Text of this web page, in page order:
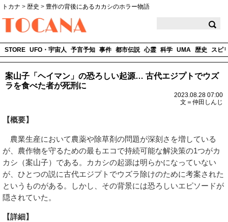
トカナ > 歴史 > 豊作の背後にあるカカシのホラー物語
STORE UFO・宇宙人 予言予知 事件 都市伝説 心霊 科学 UMA 歴史 スピ
案山子「ヘイマン」の恐ろしい起源… 古代エジプトでウズ
ラを食べた者が死刑に
2023.08.28 07:00
文＝仲田しんじ
【概要】
農業生産において農薬や除草剤の問題が深刻さを増している
が、農作物を守るための最もエコで持続可能な解決策の1つがカ
カシ（案山子）である。カカシの起源は明らかになっていない
が、ひとつの説に古代エジプトでウズラ除けのために考案された
というものがある。しかし、その背景には恐ろしいエピソードが
隠されていた。
【詳細】